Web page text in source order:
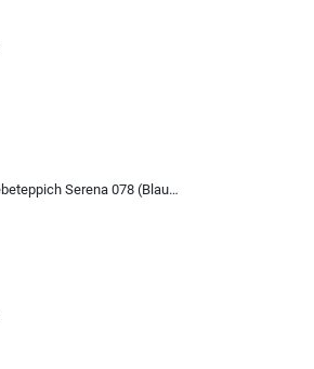
Gino Falcone Flachgewebeteppich Serena 078 (Blau Multi; 120 x 170 cm)